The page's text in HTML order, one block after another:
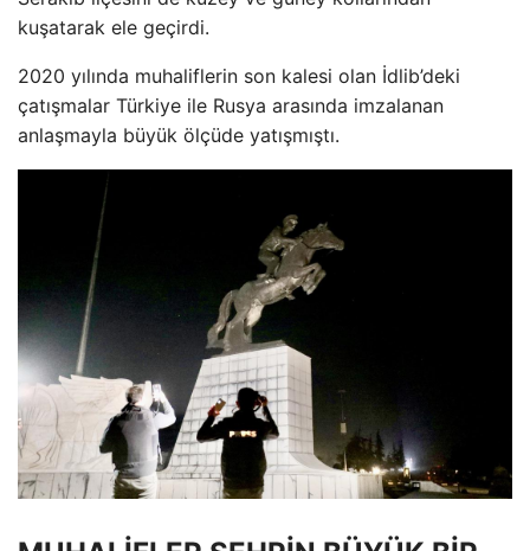
kuşatarak ele geçirdi.
2020 yılında muhaliflerin son kalesi olan İdlib’deki
çatışmalar Türkiye ile Rusya arasında imzalanan
anlaşmayla büyük ölçüde yatışmıştı.